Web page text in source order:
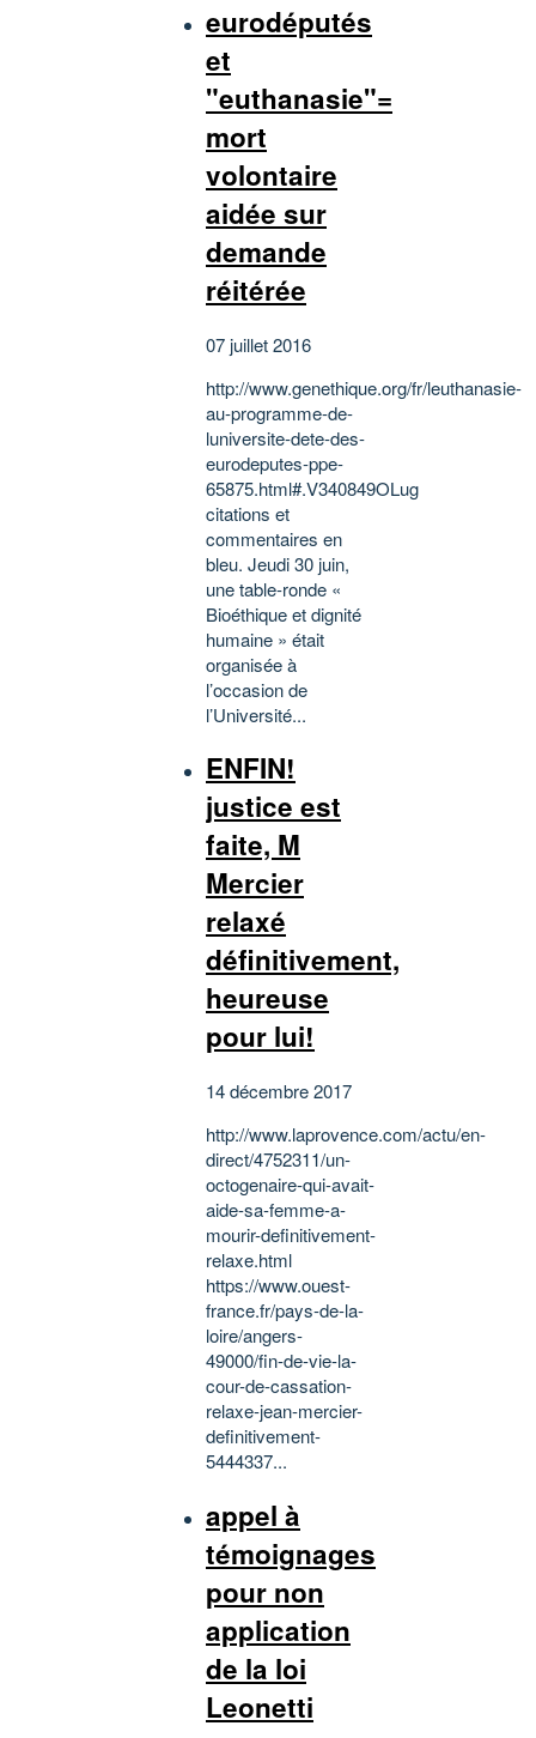
eurodéputés
et
"euthanasie"=
mort
volontaire
aidée sur
demande
réitérée
07 juillet 2016
http://www.genethique.org/fr/leuthanasie-
au-programme-de-
luniversite-dete-des-
eurodeputes-ppe-
65875.html#.V340849OLug
citations et
commentaires en
bleu. Jeudi 30 juin,
une table-ronde «
Bioéthique et dignité
humaine » était
organisée à
l’occasion de
l’Université...
ENFIN!
justice est
faite, M
Mercier
relaxé
définitivement,
heureuse
pour lui!
14 décembre 2017
http://www.laprovence.com/actu/en-
direct/4752311/un-
octogenaire-qui-avait-
aide-sa-femme-a-
mourir-definitivement-
relaxe.html
https://www.ouest-
france.fr/pays-de-la-
loire/angers-
49000/fin-de-vie-la-
cour-de-cassation-
relaxe-jean-mercier-
definitivement-
5444337...
appel à
témoignages
pour non
application
de la loi
Leonetti